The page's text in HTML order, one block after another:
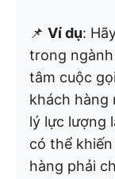
📌 Ví dụ:
trong
tâm cuộc
khách hàng
lý lực lượng
có thể
hàng phải